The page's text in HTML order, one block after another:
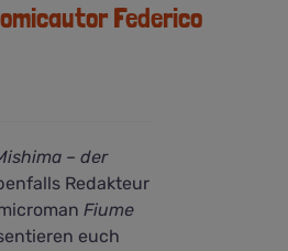
Federico
– der
Redakteur
Fiume
euch